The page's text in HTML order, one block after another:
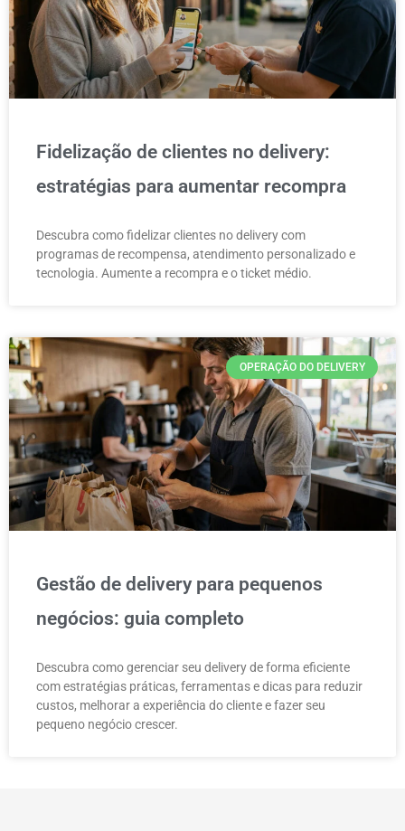
Fidelização de clientes no delivery:
estratégias para aumentar recompra
Descubra como fidelizar clientes no delivery com
programas de recompensa, atendimento personalizado e
tecnologia. Aumente a recompra e o ticket médio.
OPERAÇÃO DO DELIVERY
Gestão de delivery para pequenos
negócios: guia completo
Descubra como gerenciar seu delivery de forma eficiente
com estratégias práticas, ferramentas e dicas para reduzir
custos, melhorar a experiência do cliente e fazer seu
pequeno negócio crescer.